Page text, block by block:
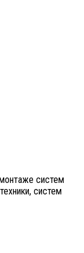
систем
систем